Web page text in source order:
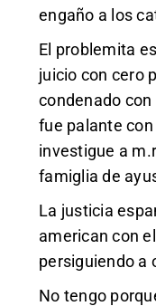
engaño a los
El problemita
juicio con cero
condenado
fue palante
investigue a
famiglia de
La justicia
american con
persiguiendo a
No tengo